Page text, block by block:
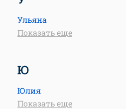
Ульяна
Показать еще
Ю
Юлия
Показать еще